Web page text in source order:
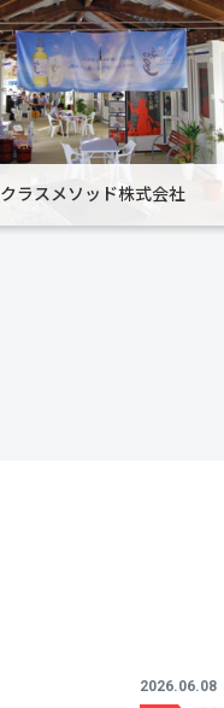
クラスメソッド株式会社
2026.06.08